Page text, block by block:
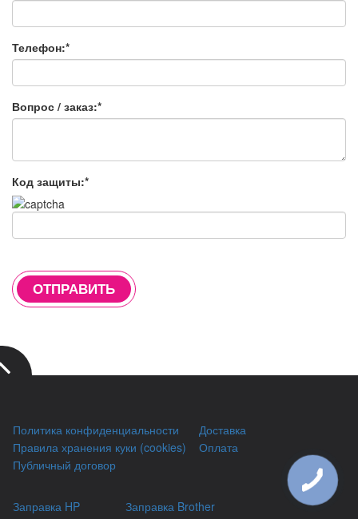
Телефон:*
Вопрос / заказ:*
Код защиты:*
ОТПРАВИТЬ
Политика конфиденциальности
Правила хранения куки (cookies)
Публичный договор
Доставка
Оплата
Заправка HP
Заправка Brother